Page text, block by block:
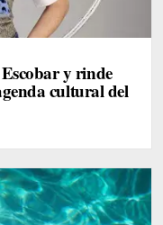
y rinde
cultural del